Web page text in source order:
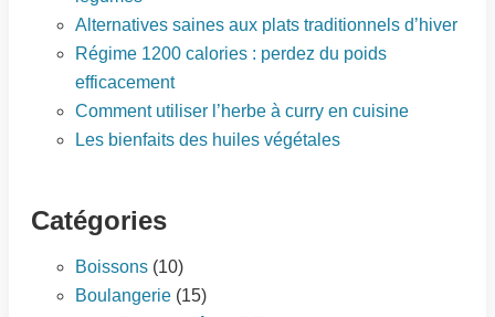
Alternatives saines aux plats traditionnels d’hiver
Régime 1200 calories : perdez du poids
efficacement
Comment utiliser l’herbe à curry en cuisine
Les bienfaits des huiles végétales
Catégories
Boissons (10)
Boulangerie (15)